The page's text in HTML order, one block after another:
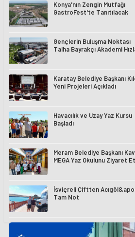
Konya'nın Zengin Mutfağı
GastroFest'te Tanıtılacak
Gençlerin Buluşma Noktası
Talha Bayrakçı Akademi
Karatay Belediye Başkanı
Yeni Projeleri Açıkladı
Havacılık ve Uzay Yaz Kursu
Başladı
Meram Belediye Başkanı
MEGA Yaz Okulunu Ziyaret
İsviçreli Çiftten
Tam Not